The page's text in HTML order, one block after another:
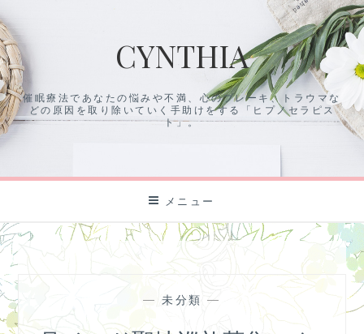
ン
テ
ン
ツ
に
ス
キ
プ
CYNTHIA
催眠療法であなたの悩みや不満、心のブレーキ、トラウマな
どの原因を取り除いていく手助けをする「ヒプノセラピス
ト」。
メニュー
—未分類 —